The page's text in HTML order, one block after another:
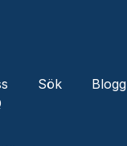
Sök Blogg